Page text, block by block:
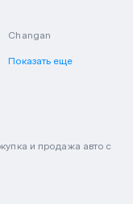
Changan
Показать еще
и продажа авто с